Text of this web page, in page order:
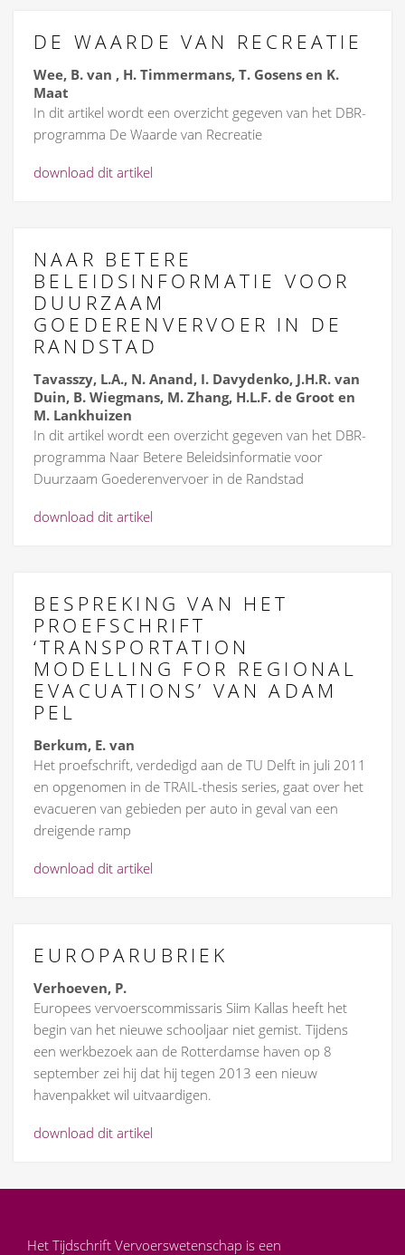
DE WAARDE VAN RECREATIE
Wee, B. van , H. Timmermans, T. Gosens en K.
Maat
In dit artikel wordt een overzicht gegeven van het DBR-
programma De Waarde van Recreatie
download dit artikel
NAAR BETERE
BELEIDSINFORMATIE VOOR
DUURZAAM
GOEDERENVERVOER IN DE
RANDSTAD
Tavasszy, L.A., N. Anand, I. Davydenko, J.H.R. van
Duin, B. Wiegmans, M. Zhang, H.L.F. de Groot en
M. Lankhuizen
In dit artikel wordt een overzicht gegeven van het DBR-
programma Naar Betere Beleidsinformatie voor
Duurzaam Goederenvervoer in de Randstad
download dit artikel
BESPREKING VAN HET
PROEFSCHRIFT
‘TRANSPORTATION
MODELLING FOR REGIONAL
EVACUATIONS’ VAN ADAM
PEL
Berkum, E. van
Het proefschrift, verdedigd aan de TU Delft in juli 2011
en opgenomen in de TRAIL-thesis series, gaat over het
evacueren van gebieden per auto in geval van een
dreigende ramp
download dit artikel
EUROPARUBRIEK
Verhoeven, P.
Europees vervoerscommissaris Siim Kallas heeft het
begin van het nieuwe schooljaar niet gemist. Tijdens
een werkbezoek aan de Rotterdamse haven op 8
september zei hij dat hij tegen 2013 een nieuw
havenpakket wil uitvaardigen.
download dit artikel
Het Tijdschrift Vervoerswetenschap is een